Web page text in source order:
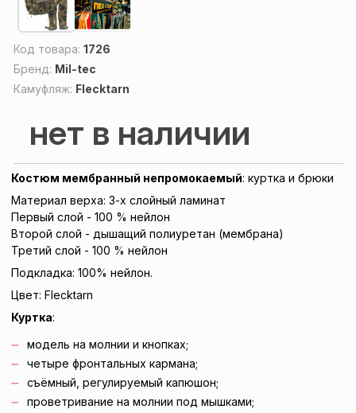
Код товара: 1726
Бренд: Mil-tec
Камуфляж: Flecktarn
нет в наличии
Костюм мембранный непромокаемый: куртка и брюки
Материал верха: 3-х слойный ламинат
Первый слой - 100 % нейлон
Второй слой - дышащий полиуретан (мембрана)
Третий слой - 100 % нейлон
Подкладка: 100% нейлон.
Цвет: Flecktarn
Куртка:
модель на молнии и кнопках;
четыре фронтальных кармана;
съёмный, регулируемый капюшон;
проветривание на молнии под мышками;